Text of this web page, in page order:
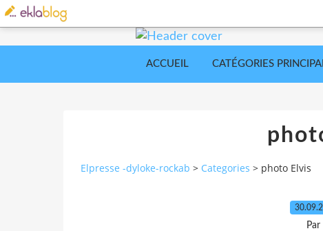
ACCUEIL CATÉGORIES
Elpresse -dyloke-rockab > Categories > photo Elvis